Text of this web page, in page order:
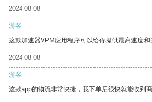
2024-08-08
游客
这款加速器VPM应用程序可以给你提供最高速度和
2024-08-08
游客
这款app的物流非常快捷，我下单后很快就能收到商